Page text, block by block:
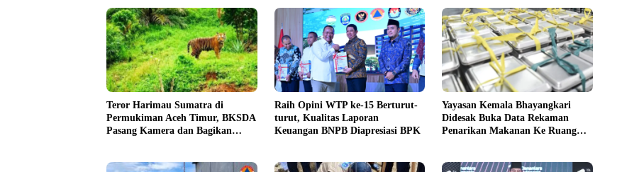
Teror Harimau Sumatra di
Permukiman Aceh Timur, BKSDA
Pasang Kamera dan Bagikan
Raih Opini WTP ke-15 Berturut-
turut, Kualitas Laporan
Keuangan BNPB Diapresiasi BPK
Yayasan Kemala Bhayangkari
Didesak Buka Data Rekaman
Penarikan Makanan Ke Ruang